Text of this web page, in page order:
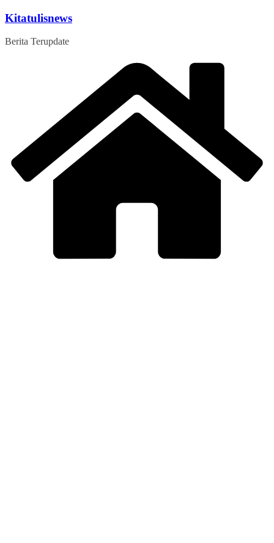
Skip
content
Kitatulisnews
Berita Terupdate